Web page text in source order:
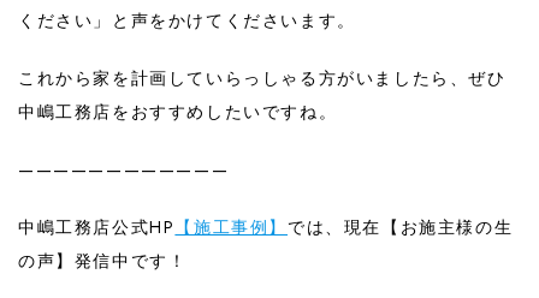
ください」と声をかけてくださいます。
これから家を計画していらっしゃる方がいましたら、ぜひ
中嶋工務店をおすすめしたいですね。
————————————
中嶋工務店公式HP 【施工事例】 では、現在【お施主様の生
の声】発信中です！